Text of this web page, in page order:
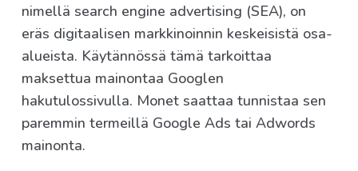
nimellä search engine advertising (SEA), on
eräs digitaalisen markkinoinnin keskeisistä osa-
alueista. Käytännössä tämä tarkoittaa
maksettua mainontaa Googlen
hakutulossivulla. Monet saattaa tunnistaa sen
paremmin termeillä Google Ads tai Adwords
mainonta.